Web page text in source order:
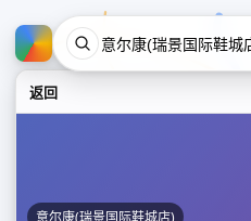
返回
意尔康(瑞景国际鞋城店)